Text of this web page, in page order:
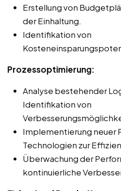
Erstellung von
der Einhaltung.
Identifikation von
Prozessoptimierung:
Analyse bestehender
Identifikation von
Implementierung neuer
Technologien zur
Überwachung der
kontinuierliche